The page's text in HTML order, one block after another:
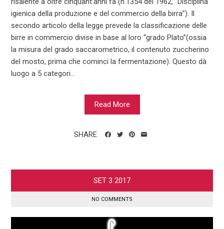
igienica della produzione e del commercio della birra”). Il
secondo articolo della legge prevede la classificazione delle
birre in commercio divise in base al loro “grado Plato”(ossia
la misura del grado saccarometrico, il contenuto zuccherino
del mosto, prima che cominci la fermentazione). Questo dà
luogo a 5 categori...
Read More
SHARE
SET 3 2017
NO COMMENTS